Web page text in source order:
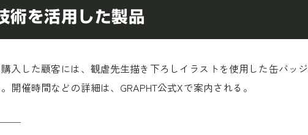
術を活用した製品
入した顧客には、観虐先生描き下ろしイラストを使用した缶バッジ
開催時間などの詳細は、GRAPHT公式Xで案内される。
￣